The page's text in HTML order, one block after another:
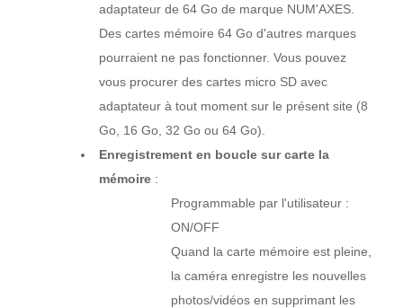
adaptateur de 64 Go de marque NUM'AXES.
Des cartes mémoire 64 Go d'autres marques
pourraient ne pas fonctionner. Vous pouvez
vous procurer des cartes micro SD avec
adaptateur à tout moment sur le présent site (8
Go, 16 Go, 32 Go ou 64 Go).
Enregistrement en boucle sur carte la
mémoire :
Programmable par l'utilisateur :
ON/OFF
Quand la carte mémoire est pleine,
la caméra enregistre les nouvelles
photos/vidéos en supprimant les